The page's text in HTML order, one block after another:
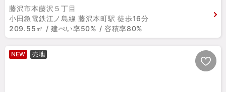
藤沢市本藤沢５丁目
小田急電鉄江ノ島線 藤沢本町駅 徒歩16分
209.55㎡ / 建ぺい率50% / 容積率80%
NEW 売地